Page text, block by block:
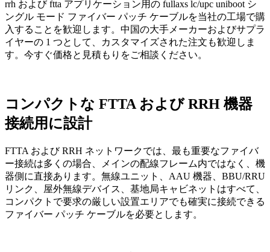
rrh および ftta アプリケーション用の fullaxs lc/upc uniboot シ
ングル モード ファイバー パッチ ケーブルを当社の工場で購
入することを歓迎します。中国の大手メーカーおよびサプラ
イヤーの 1 つとして、カスタマイズされた注文も歓迎しま
す。今すぐ価格と見積もりをご相談ください。
コンパクトな FTTA および RRH 機器
接続用に設計
FTTA および RRH ネットワークでは、最も重要なファイバ
ー接続は多くの場合、メインの配線フレーム内ではなく、機
器側に直接あります。無線ユニット、AAU 機器、BBU/RRU
リンク、屋外無線デバイス、基地局キャビネットはすべて、
コンパクトで要求の厳しい設置エリアでも確実に接続できる
ファイバー パッチ ケーブルを必要とします。